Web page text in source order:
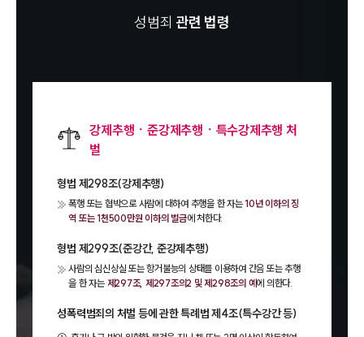
성범죄 관련 법령
강제추행ㆍ준강제추행ㆍ특수강제추행 처
벌
형법 제298조(강제추행)
폭행 또는 협박으로 사람에 대하여 추행을 한 자는10년 이하의 징
역 또는 1천500만원 이하의 벌금에 처한다.
형법 제299조(준강간, 준강제추행)
사람의 심신상실 또는 항거불능의 상태를 이용하여 간음 또는 추행
을 한 자는 제297조, 제297조의2 및 제298조의 예에 의한다.
성폭력범죄의 처벌 등에 관한 특례법 제4조(특수강간 등)